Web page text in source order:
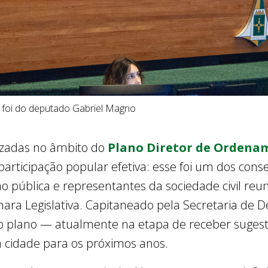
do deputado Gabriel Magno
no âmbito do Plano Diretor de
popular efetiva: esse foi um dos
pública e representantes da sociedade civil
Legislativa. Capitaneado pela Secretaria de
plano — atualmente na etapa de receber
para os próximos anos.